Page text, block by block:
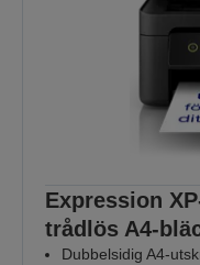
Expression
trådlös A4-
Dubbelsidig A4-